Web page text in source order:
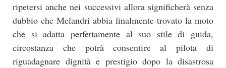
ripetersi anche nei successivi allora significherà senza
dubbio che Melandri abbia finalmente trovato la moto
che si adatta perfettamente al suo stile di guida,
circostanza che potrà consentire al pilota di
riguadagnare dignità e prestigio dopo la disastrosa